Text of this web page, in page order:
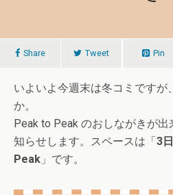
Share Tweet Pin
いよいよ今週末は冬コミですが
か。
Peak to Peak のおしながきが
知らせします。スペースは「3
Peak 」です。